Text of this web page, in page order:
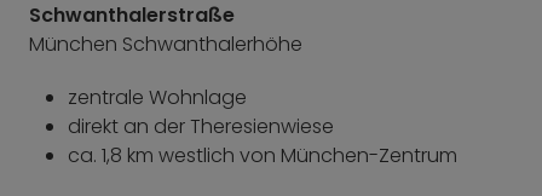
Schwanthalerstraße
München Schwanthalerhöhe
zentrale Wohnlage
direkt an der Theresienwiese
ca. 1,8 km westlich von München-Zentrum